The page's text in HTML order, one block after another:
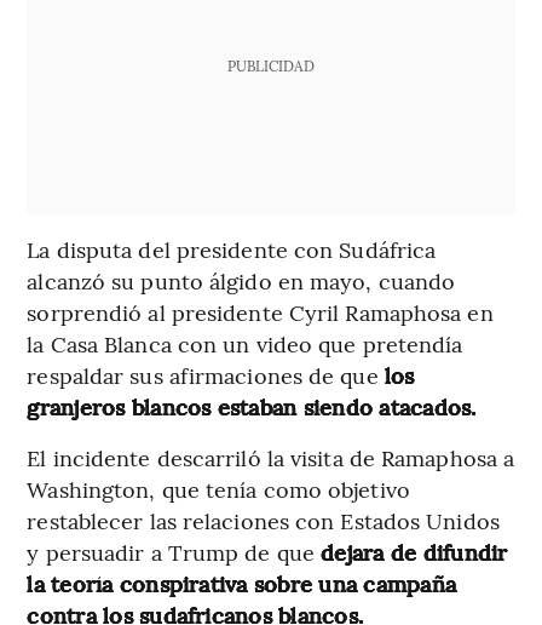
PUBLICIDAD
La disputa del presidente con Sudáfrica
alcanzó su punto álgido en mayo, cuando
sorprendió al presidente Cyril Ramaphosa en
la Casa Blanca con un video que pretendía
respaldar sus afirmaciones de que los
granjeros blancos estaban siendo atacados.
El incidente descarriló la visita de Ramaphosa a
Washington, que tenía como objetivo
restablecer las relaciones con Estados Unidos
y persuadir a Trump de que dejara de difundir
la teoría conspirativa sobre una campaña
contra los sudafricanos blancos.